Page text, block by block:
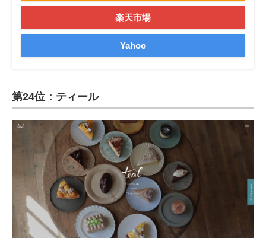
楽天市場
Yahoo
第24位：ティール